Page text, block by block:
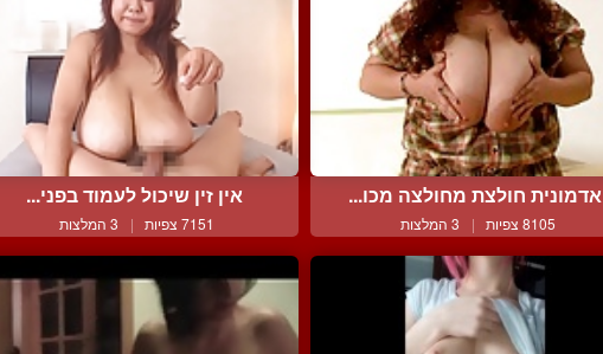
אדמונית חולצת מחולצה מכו...
8105 צפיות | 3 המלצות
אין זין שיכול לעמוד בפני...
7151 צפיות | 3 המלצות